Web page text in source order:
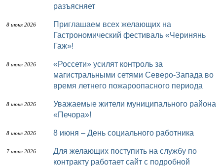
разъясняет
8 июня 2026
Приглашаем всех желающих на
Гастрономический фестиваль «Черинянь
Гаж»!
8 июня 2026
«Россети» усилят контроль за
магистральными сетями Северо-Запада во
время летнего пожароопасного периода
8 июня 2026
Уважаемые жители муниципального района
«Печора»!
8 июня 2026 8 июня – День социального работника
7 июня 2026
Для желающих поступить на службу по
контракту работает сайт с подробной